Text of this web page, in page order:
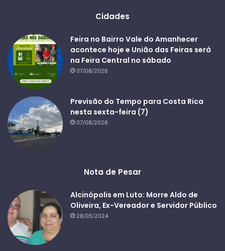
Cidades
Feira no Bairro Vale do Amanhecer
acontece hoje e União das Feiras será
na Feira Central no sábado
07/08/2026
Previsão do Tempo para Costa Rica
nesta sexta-feira (7)
07/08/2026
Nota de Pesar
Alcinópolis em Luto: Morre Aldo de
Oliveira, Ex-Vereador e Servidor Público
28/05/2024